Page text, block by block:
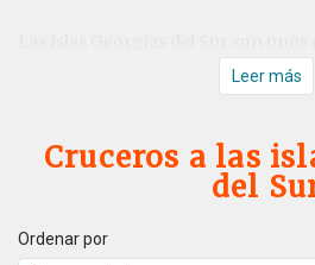
remotos y salvajes del Planeta.Leer más
Cruceros a las
del
Ordenar por